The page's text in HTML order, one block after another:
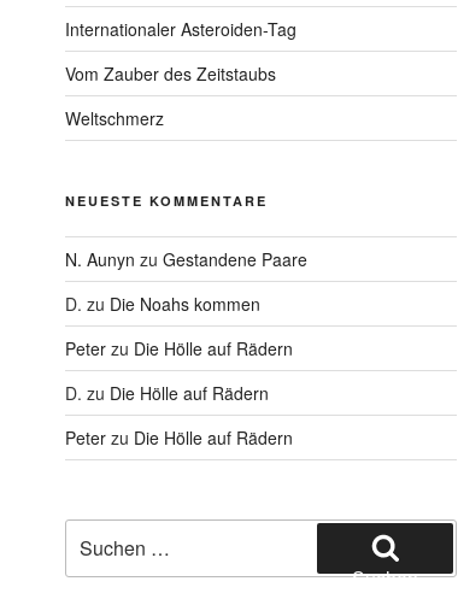
Internationaler Asteroiden-Tag
Vom Zauber des Zeitstaubs
Weltschmerz
NEUESTE KOMMENTARE
N. Aunyn zu Gestandene Paare
D. zu Die Noahs kommen
Peterzu Die Hölle auf Rädern
D. zu Die Hölle auf Rädern
Peterzu Die Hölle auf Rädern
nach:
Suchen